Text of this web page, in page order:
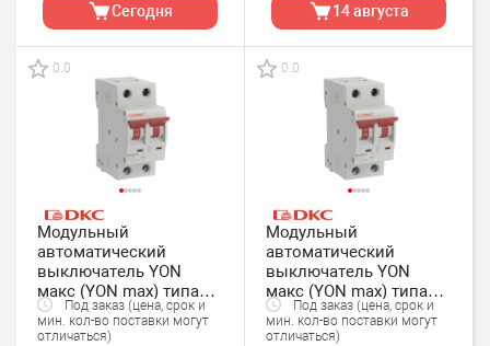
Сегодня 14 августа
0.0
Модульный
автоматический
выключатель YON
макс (YON max) типа
MD63, 2 полюс,хар-ка C,
1А, 4,5кА DKC
Под заказ (цена, срок и
мин. кол-во поставки могут
отличаться)
0.0
Модульный
автоматический
выключатель YON
макс (YON max) типа
MD63, 2 полюс,хар-ка C,
2А, 4,5кА DKC
Под заказ (цена, срок и
мин. кол-во поставки могут
отличаться)